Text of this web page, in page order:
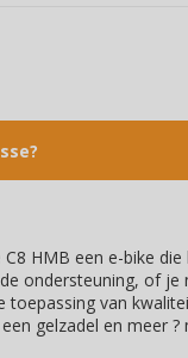
HMB een e-bike
ondersteuning, of je
van
gelzadel en meer ?